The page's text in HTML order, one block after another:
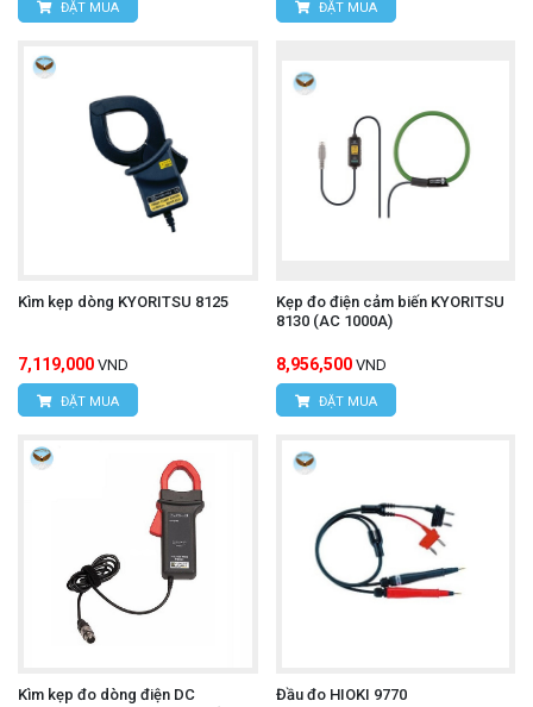
ĐẶT MUA ĐẶT MUA
Kìm kẹp dòng KYORITSU 8125
7,119,000 VND
ĐẶT MUA
Kẹp đo điện cảm biến KYORITSU
8130 (AC 1000A)
8,956,500 VND
ĐẶT MUA
Kìm kẹp đo dòng điện DC
Đầu đo HIOKI 9770